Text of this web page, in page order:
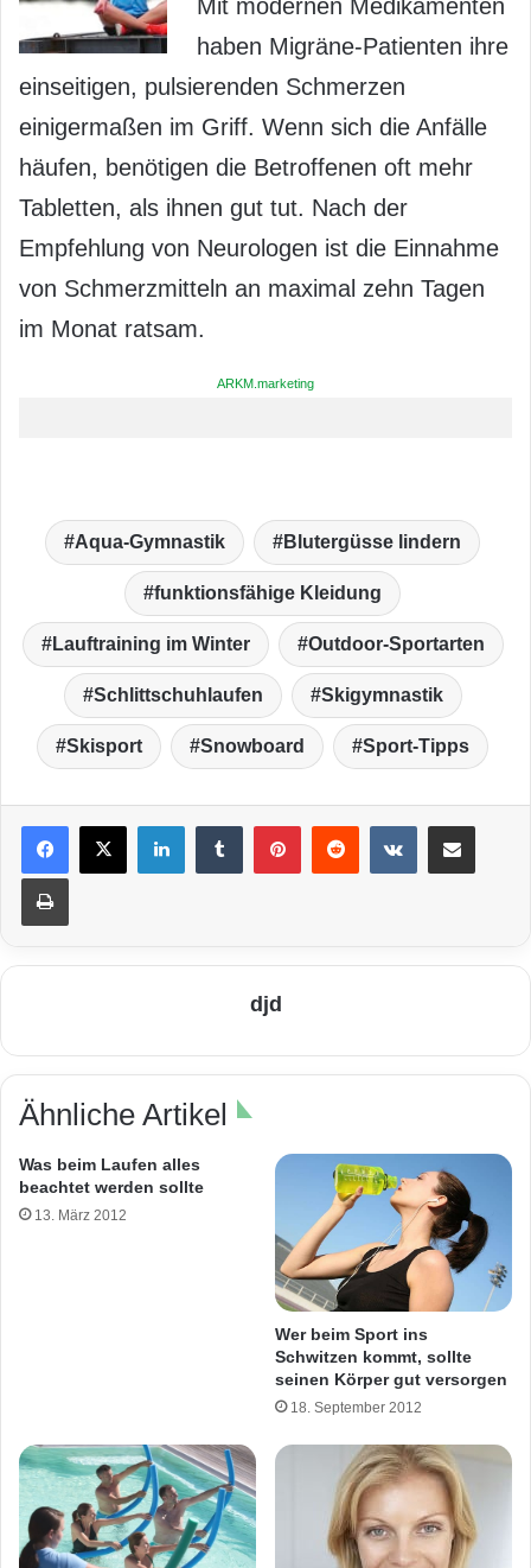
Mit modernen Medikamenten
haben Migräne-Patienten ihre
einseitigen, pulsierenden Schmerzen
einigermaßen im Griff. Wenn sich die Anfälle
häufen, benötigen die Betroffenen oft mehr
Tabletten, als ihnen gut tut. Nach der
Empfehlung von Neurologen ist die Einnahme
von Schmerzmitteln an maximal zehn Tagen
im Monat ratsam.
ARKM.marketing
Aqua-Gymnastik Blutergüsse lindern
funktionsfähige Kleidung
Lauftraining im Winter Outdoor-Sportarten
Schlittschuhlaufen Skigymnastik
Skisport Snowboard Sport-Tipps
LinkedIn VKontakte
Drucken
djd
Ähnliche Artikel
Was beim Laufen alles
beachtet werden sollte
13. März 2012
Wer beim Sport ins
Schwitzen kommt, sollte
seinen Körper gut versorgen
18. September 2012